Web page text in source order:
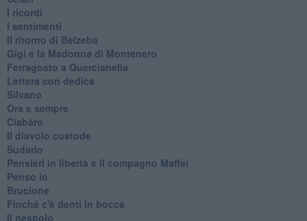
I ricordi
I sentimenti
Il ritorno di Belzeba
Gigi e la Madonna di Montenero
Ferragosto a Quercianella
Lettera con dedica
Silvano
Ora e sempre
Ciabàro
Il diavolo custode
Sudario
Pensieri in libertà e il compagno Maffei
Penso io
Brucione
Finché c'è denti in bocca
Il nespolo